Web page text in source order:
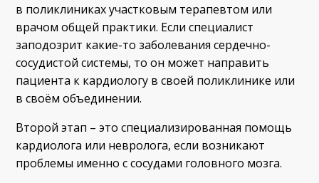
в поликлиниках участковым терапевтом или
врачом общей практики. Если специалист
заподозрит какие-то заболевания сердечно-
сосудистой системы, то он может направить
пациента к кардиологу в своей поликлинике или
в своём объединении.
Второй этап – это специализированная помощь
кардиолога или невролога, если возникают
проблемы именно с сосудами головного мозга.